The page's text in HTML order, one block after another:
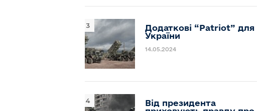
Додаткові “Patriot” для
України
14.05.2024
Від президента